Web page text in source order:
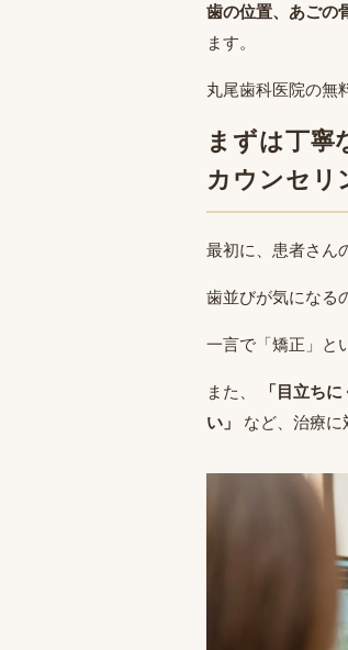
歯の位置、あごの
ます。
丸尾歯科医院の無
まずは丁寧
カウンセリ
最初に、患者さん
歯並びが気になる
一言で「矯正」と
また、
「目立ち
い」
など、治療に